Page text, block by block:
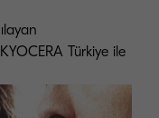
Türkiye ile